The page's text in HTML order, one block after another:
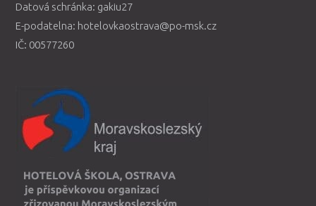
Datová schránka: gakiu27
E-podatelna: hotelovkaostrava@po-msk.cz
IČ: 00577260